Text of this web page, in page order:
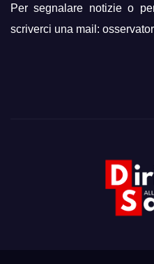
Per segnalare notizie o
scriverci una mail: